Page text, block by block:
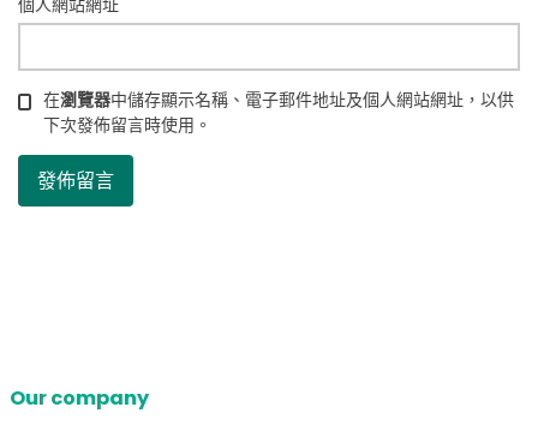
個人網站網址
在瀏覽器中儲存顯示名稱、電子郵件地址及個人網站網址，以供
下次發佈留言時使用。
Our company